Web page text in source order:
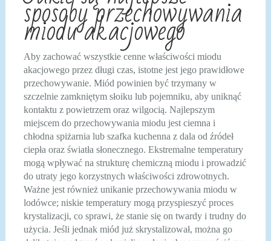
sposoby przechowywania
miodu akacjowego
Aby zachować wszystkie cenne właściwości miodu
akacjowego przez długi czas, istotne jest jego prawidłowe
przechowywanie. Miód powinien być trzymany w
szczelnie zamkniętym słoiku lub pojemniku, aby uniknąć
kontaktu z powietrzem oraz wilgocią. Najlepszym
miejscem do przechowywania miodu jest ciemna i
chłodna spiżarnia lub szafka kuchenna z dala od źródeł
ciepła oraz światła słonecznego. Ekstremalne temperatury
mogą wpływać na strukturę chemiczną miodu i prowadzić
do utraty jego korzystnych właściwości zdrowotnych.
Ważne jest również unikanie przechowywania miodu w
lodówce; niskie temperatury mogą przyspieszyć proces
krystalizacji, co sprawi, że stanie się on twardy i trudny do
użycia. Jeśli jednak miód już skrystalizował, można go